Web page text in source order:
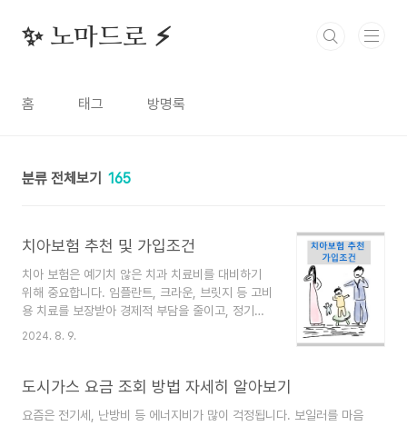
✨ 노마드로 ⚡️
홈 태그 방명록
분류 전체보기 165
치아보험 추천 및 가입조건
치아 보험은 예기치 않은 치과 치료비를 대비하기
위해 중요합니다. 임플란트, 크라운, 브릿지 등 고비
용 치료를 보장받아 경제적 부담을 줄이고, 정기적
인 치과 검진과 예방 치료를 통해 구강 건강을 유지
이 있습니다. 보험료 비교 한번에 바로가기 라이나
을 선택할 수 있습니다. 특히 임플란트, 크라운, 브
2024. 8. 9.
도시가스 요금 조회 방법 자세히 알아보기
요즘은 전기세, 난방비 등 에너지비가 많이 걱정됩니다. 보일러를 마음